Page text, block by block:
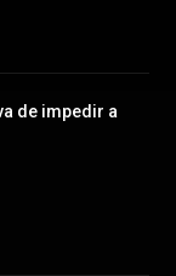
de impedir a